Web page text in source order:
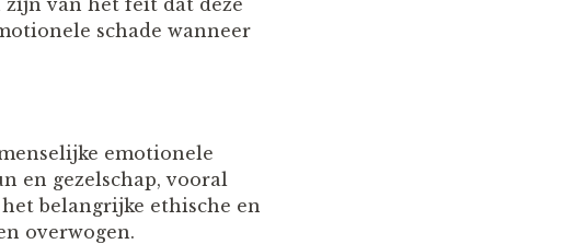
schade wanneer
emotionele
en gezelschap, vooral
belangrijke ethische en
overwogen.